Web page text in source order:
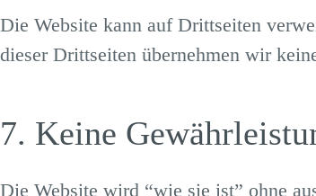
Die Website kann auf Drittseiten
dieser Drittseiten übernehmen wir
7. Keine
Die Website wird “wie sie ist” ohne